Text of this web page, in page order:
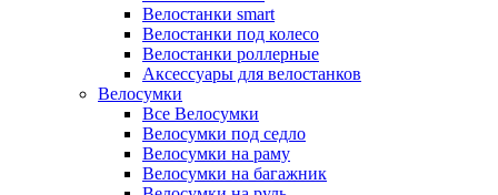
Велостанки smart
Велостанки под колесо
Велостанки роллерные
Аксессуары для велостанков
Велосумки
Все Велосумки
Велосумки под седло
Велосумки на раму
Велосумки на багажник